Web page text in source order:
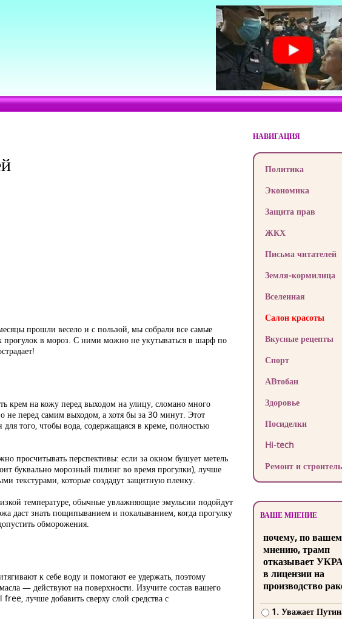
прошли весело и с пользой, мы собрали все самые
прогулок в мороз. С ними можно не укутываться в шарф по
крем на кожу перед выходом на улицу, сломано много
не перед самим выходом, а хотя бы за 30 минут. Этот
того, чтобы вода, содержащаяся в креме, полностью
просчитывать перспективы: если за окном бушует метель
буквально морозный пилинг во время прогулки), лучше
текстурами, которые создадут защитную пленку.
температуре, обычные увлажняющие эмульсии подойдут
даст знать пощипыванием и покалыванием, когда прогулку
обморожения.
к себе воду и помогают ее удержать, поэтому
— действуют на поверхности. Изучите состав вашего
лучше добавить сверху слой средства с
НАВИГАЦИЯ
Политика
Экономика
Защита прав
ЖКХ
Письма читателей
Земля-кормилица
Вселенная
Салон красоты
Вкусные рецепты
Спорт
АВтобан
Здоровье
Посиделки
Hi-tech
Ремонт и
ВАШЕ МНЕНИЕ
почему, по
мнению, трамп
отказывает
в лицензии на
производство
1. Уважает